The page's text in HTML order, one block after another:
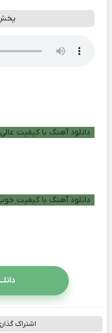
دانلود آهنگ با کیفیت عالی 320
دانلود آهنگ با کیفیت خوب
اشتراک